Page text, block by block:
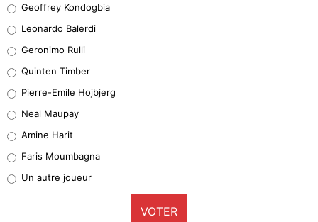
38%
32%
4%
1%
9%
Geoffrey Kondogbia
Leonardo Balerdi
Geronimo Rulli
Quinten Timber
Pierre-Emile Hojbjerg
Neal Maupay
Amine Harit
Faris Moumbagna
Un autre joueur
VOTER